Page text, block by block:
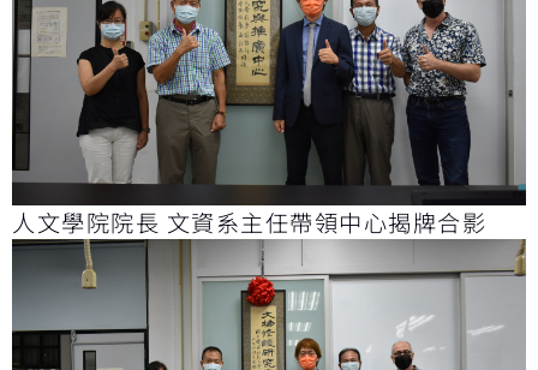
人文學院院長 文資系主任帶領中心揭牌合影